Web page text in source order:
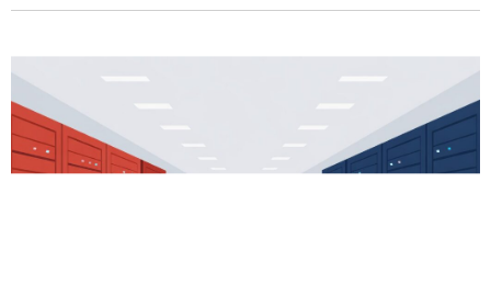
10ms,海外節點動輒 100ms 起跳,對話式 AI 與即時推薦的
體感差距一翻兩瞪眼;個資敏感產業更有資料落地的法遵需
求,機房位置直接決定案子能不能過。另外確認機房有沒有
形處理器(GPU)的伺服器,靠數千到上萬個運算核心同時處理
科學模擬。它與一般伺服器的差別不在等級高低,而在運算
架構:CPU 擅長依序處理複雜邏輯,GPU 擅長同時處理海量重
複計算。這篇用主機商視角,把 GPU 主機的定義、內部架
構、適用場景與費用級距一次講清楚,幫你在十分鐘內判斷